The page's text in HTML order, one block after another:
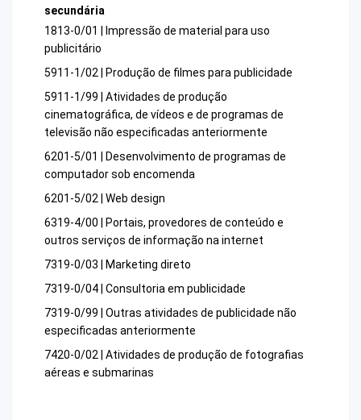
secundária
1813-0/01 | Impressão de material para uso
publicitário
5911-1/02 | Produção de filmes para publicidade
5911-1/99 | Atividades de produção
cinematográfica, de vídeos e de programas de
televisão não especificadas anteriormente
6201-5/01 | Desenvolvimento de programas de
computador sob encomenda
6201-5/02 | Web design
6319-4/00 | Portais, provedores de conteúdo e
outros serviços de informação na internet
7319-0/03 | Marketing direto
7319-0/04 | Consultoria em publicidade
7319-0/99 | Outras atividades de publicidade não
especificadas anteriormente
7420-0/02 | Atividades de produção de fotografias
aéreas e submarinas